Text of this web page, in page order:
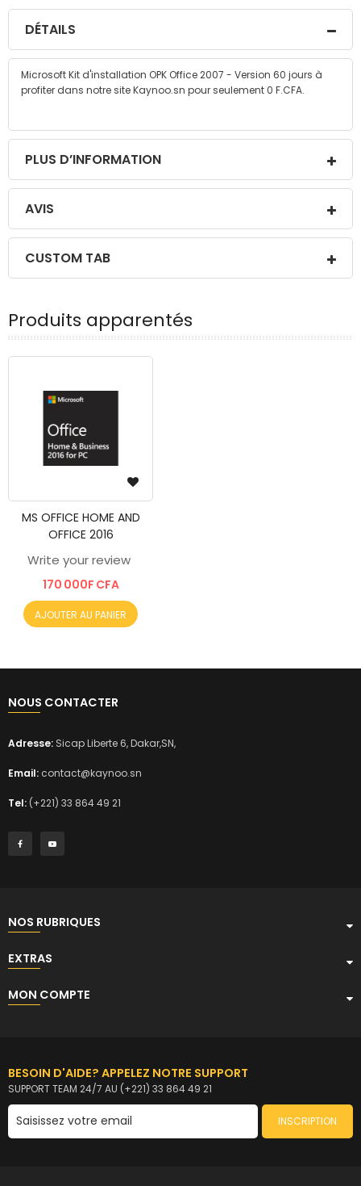
DÉTAILS
Microsoft Kit d'installation OPK Office 2007 - Version 60 jours à
profiter dans notre site Kaynoo.sn pour seulement 0 F.CFA.
PLUS D’INFORMATION
AVIS
CUSTOM TAB
Produits apparentés
MS OFFICE HOME AND
OFFICE 2016
Write your review
170 000F CFA
AJOUTER AU PANIER
NOUS CONTACTER
Adresse: Sicap Liberte 6, Dakar,SN,
Email: contact@kaynoo.sn
Tel: (+221) 33 864 49 21
NOS RUBRIQUES
EXTRAS
MON COMPTE
BESOIN D'AIDE? APPELEZ NOTRE SUPPORT
SUPPORT TEAM 24/7 AU (+221) 33 864 49 21
INSCRIPTION